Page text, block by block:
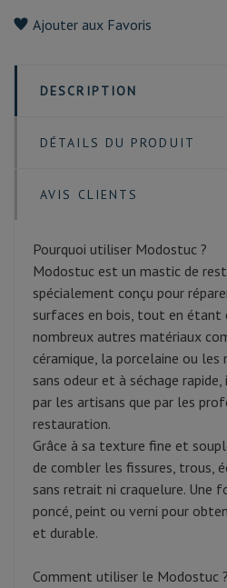
Ajouter aux Favoris
DESCRIPTION
DÉTAILS DU PRODUIT
AVIS CLIENTS
Pourquoi utiliser Modostuc ?
Modostuc est un mastic de
spécialement conçu pour
surfaces en bois, tout en étant
nombreux autres matériaux
céramique, la porcelaine ou les
sans odeur et à séchage
par les artisans que par les
restauration.
Grâce à sa texture fine et
de combler les fissures, trous,
sans retrait ni craquelure. Une
poncé, peint ou verni pour
et durable.
Comment utiliser le Modostuc ?